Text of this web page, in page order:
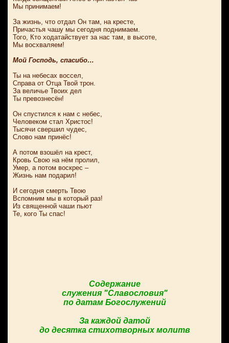
Мы принимаем!
За жизнь, что отдал Он там, на кресте,
Причастья чашу мы сегодня поднимаем.
Того, Кто ходатайствует за нас там, в высоте,
Мы восхваляем!
Мой Господь, спасибо…
Ты на небесах воссел,
Справа от Отца Твой трон.
За величье Твоих дел
Ты превознесён!
Он спустился к нам с небес,
Человеком стал Христос!
Тысячи свершил чудес,
Слово нам принёс!
А потом взошёл на крест,
Кровь Свою на нём пролил,
Умер, а потом воскрес –
Жизнь нам подарил!
И сегодня смерть Твою
Вспомним мы в который раз!
Из священной чаши пьют
Те, кого Ты спас!
Содержание
служения "Славословия"
по датам Богослужений
За каждой датой
до десятка стихотворных молитв